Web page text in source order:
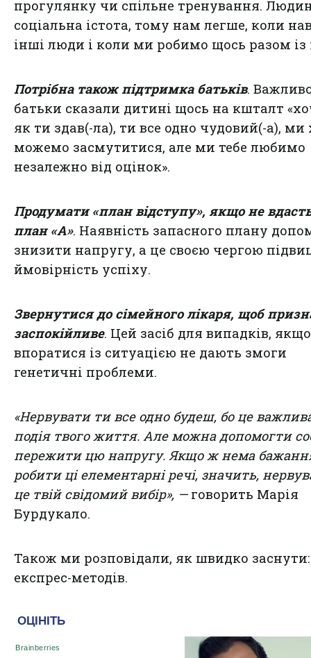
прогулянку чи спільне тренування.
соціальна істота, тому нам легше, коли
інші люди і коли ми робимо щось разом
Потрібна також підтримка батьків.
батьки сказали дитині щось на кшталт
як ти здав(-ла), ти все одно чудовий(-а), ми
можемо засмутитися, але ми тебе любимо
незалежно від оцінок».
Продумати «план відступу», якщо не
план «А». Наявність запасного плану
знизити напругу, а це своєю чергою
ймовірність успіху.
Звернутися до сімейного лікаря, щоб
заспокійливе. Цей засіб для випадків, якщо
впоратися із ситуацією не дають змоги
генетичні проблеми.
«Нервувати ти все одно будеш, бо це
подія твого життя. Але можна допомогти
пережити цю напругу. Якщо ж нема
робити ці елементарні речі, значить,
це твій свідомий вибір», — говорить Марія
Бурдукало.
Також ми розповідали, як швидко
експрес-методів.